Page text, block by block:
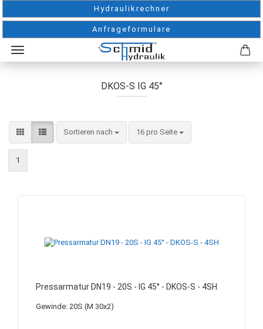
Hydraulikrechner
Anfrageformulare
DKOS-S IG 45°
Sortieren nach
Sortieren nach 16 pro Seite
pro Seite
1
Pressarmatur DN19 - 20S - IG 45° - DKOS-S - 4SH
Gewinde: 20S (M 30x2)